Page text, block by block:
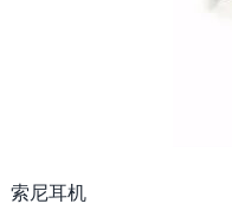
索尼耳机